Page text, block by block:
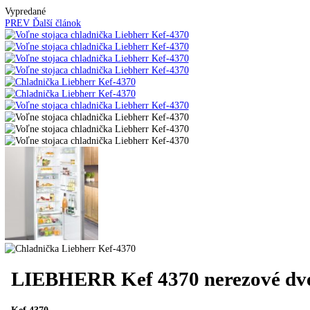
Kávy
Uncategorized
Úvod Voľne stojace spotrebiče
Vypredané
PREVĎalší článok